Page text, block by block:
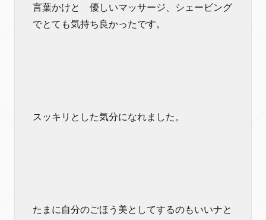
言葉かけと 優しいマッサージ、シェービング
でとても気持ち良かったです。
スッキリとした気分になれました。
たまに自分のごほう美としてするのもいいナと